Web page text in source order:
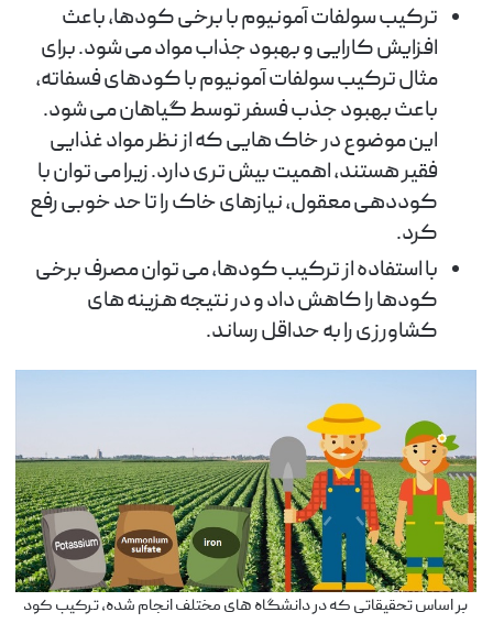
ترکیب سولفات آمونیوم با برخی کودها، باعث
افزایش کارایی و بهبود جذاب مواد می شود. برای
مثال ترکیب سولفات آمونیوم با کودهای فسفاته،
باعث بهبود جذب فسفر توسط گیاهان می شود.
این موضوع در خاک هایی که از نظر مواد غذایی
فقیر هستند، اهمیت بیش تری دارد. زیرا می توان با
کوددهی معقول، نیازهای خاک را تا حد خوبی رفع
کرد.
با استفاده از ترکیب کودها، می توان مصرف برخی
کودها را کاهش داد و در نتیجه هزینه های
کشاورزی را به حداقل رساند.
بر اساس تحقیقاتی که در دانشگاه های مختلف انجام شده، ترکیب کود